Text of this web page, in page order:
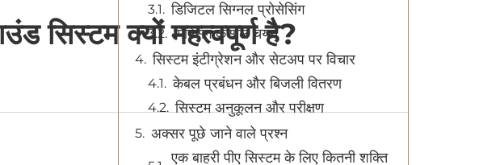
सिस्टम क्यों महत्वपूर्ण है?
डिजिटल सिग्नल प्रोसेसिंग
मिक्सिंग कंसोल चयन
सिस्टम इंटीग्रेशन और सेटअप पर विचार
केबल प्रबंधन और बिजली वितरण
सिस्टम अनुकूलन और परीक्षण
अक्सर पूछे जाने वाले प्रश्न
एक बाहरी पीए सिस्टम के लिए कितनी शक्ति